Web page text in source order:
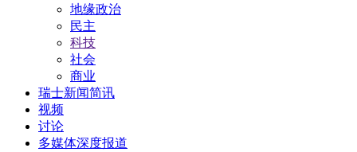
地缘政治
民主
科技
社会
商业
瑞士新闻简讯
视频
讨论
多媒体深度报道